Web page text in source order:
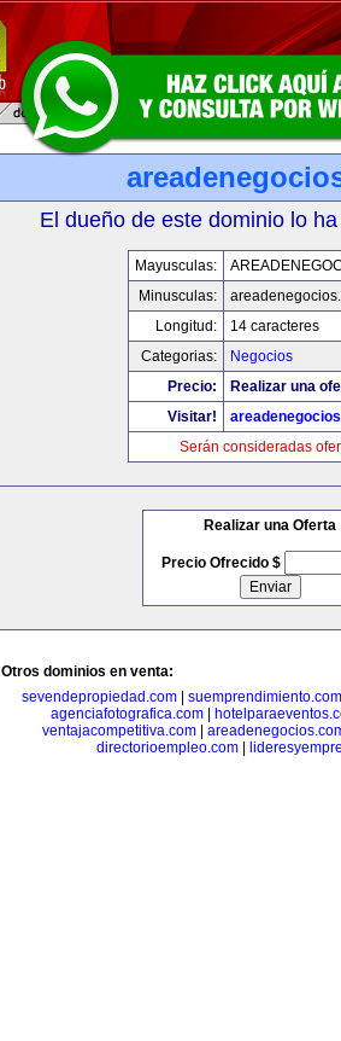
El dueño de este dominio lo
Mayusculas:
Minusculas:
Longitud:
14 caracteres
Categorias:
Negocios
Precio:
Realizar una
Visitar!
Serán consideradas
Realizar una Oferta
Precio Ofrecido $
Otros dominios en venta:
sevendepropiedad.com| suemprendimiento.com
agenciafotografica.com|
ventajacompetitiva.com
directorioempleo.com|